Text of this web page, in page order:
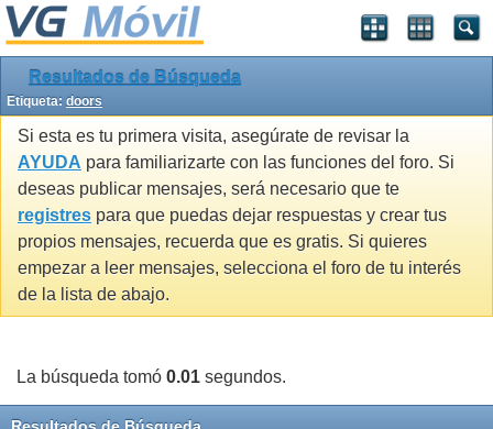
Resultados de Búsqueda
Etiqueta: doors
Si esta es tu primera visita, asegúrate de revisar la
AYUDA para familiarizarte con las funciones del foro. Si
deseas publicar mensajes, será necesario que te
registres para que puedas dejar respuestas y crear tus
propios mensajes, recuerda que es gratis. Si quieres
empezar a leer mensajes, selecciona el foro de tu interés
de la lista de abajo.
La búsqueda tomó 0.01 segundos.
Resultados de Búsqueda